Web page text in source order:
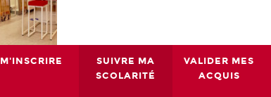
M'INSCRIRE
SUIVRE MA
SCOLARITÉ
VALIDER MES
ACQUIS